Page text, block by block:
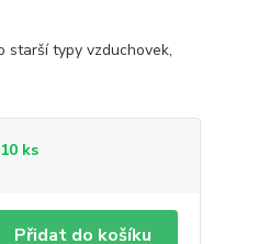
starší typy vzduchovek,
ks
Přidat do košíku